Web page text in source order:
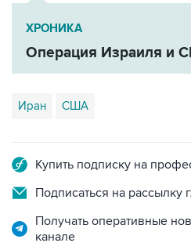
ХРОНИКА
Операция Израиля и
Иран США
Купить подписку на
Подписаться на рассылку
Получать оперативные
канале